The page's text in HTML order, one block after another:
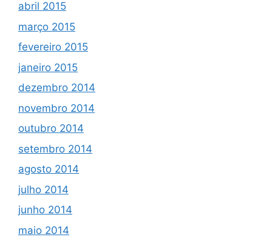
abril 2015
março 2015
fevereiro 2015
janeiro 2015
dezembro 2014
novembro 2014
outubro 2014
setembro 2014
agosto 2014
julho 2014
junho 2014
maio 2014